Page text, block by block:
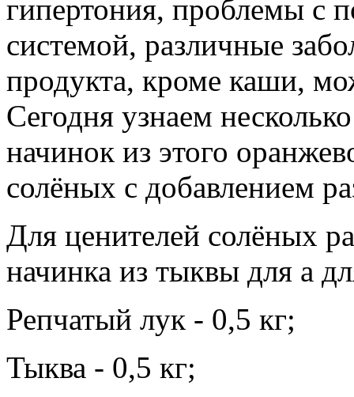
гипертония, проблемы с
системой, различные
продукта, кроме каши,
Сегодня узнаем
начинок из этого
солёных с добавлением
Для ценителей солёных
начинка из тыквы для а
Репчатый лук - 0,5 кг;
Тыква - 0,5 кг;